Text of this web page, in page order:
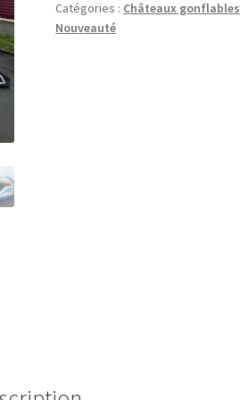
Catégories : Châteaux gonflables
Nouveauté